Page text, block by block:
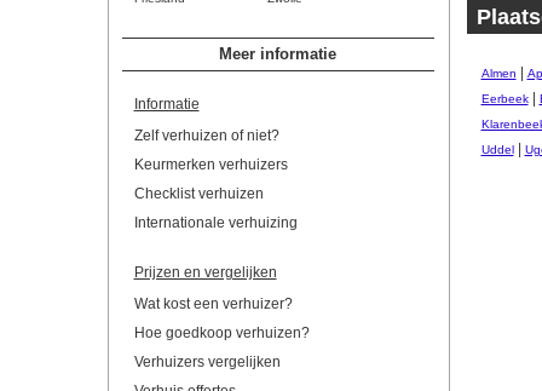
Meer informatie
Informatie
Zelf verhuizen of niet?
Keurmerken verhuizers
Checklist verhuizen
Internationale verhuizing
Prijzen en vergelijken
Wat kost een verhuizer?
Hoe goedkoop verhuizen?
Verhuizers vergelijken
Almen
Eerbeek|
Uddel|